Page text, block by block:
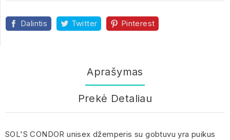
Dalintis Twitter Pinterest
Aprašymas
Prekė Detaliau
SOL'S CONDOR unisex džemperis su gobtuvu yra puikus